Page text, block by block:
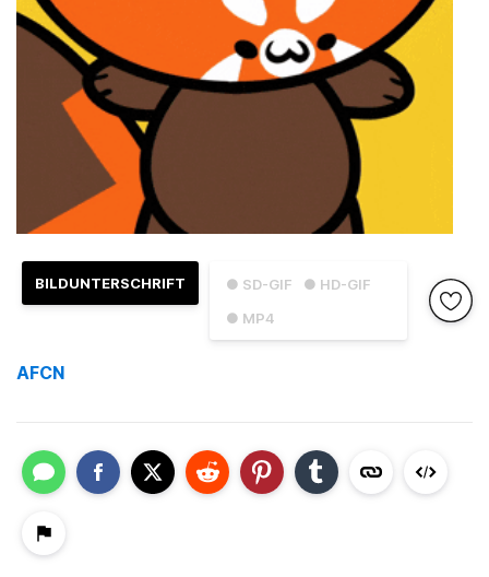
● SD-GIF
● HD-GIF
● MP4
BILDUNTERSCHRIFT
AFCN